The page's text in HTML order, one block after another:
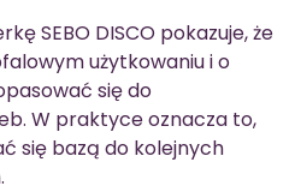
SEBO DISCO pokazuje, że
użytkowaniu i o
się do
W praktyce oznacza to,
się bazą do kolejnych